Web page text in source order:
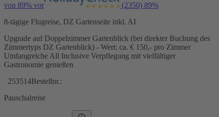
von 89% vor (2350) 89%
8-tägige Flugreise, DZ Gartenseite inkl. AI
Upgrade auf Doppelzimmer Gartenblick (bei direkter Buchung des
Zimmertyps DZ Gartenblick) - Wert: ca. € 150,- pro Zimmer
Umfangreiche All Inclusive Verpflegung mit vielfältiger
Gastronomie genießen
253514Bestellnr.:
Pauschalreise